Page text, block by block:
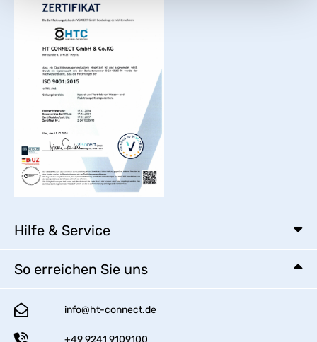
Hilfe & Service
So erreichen Sie uns
info@ht-connect.de
+49 9241 9109100